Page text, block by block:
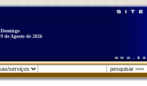
Domingo
9 de Agosto de 2026